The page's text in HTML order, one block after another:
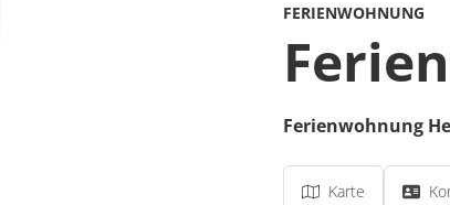
FERIENWOHNUNG
Ferienwohnung
Karte